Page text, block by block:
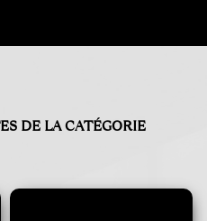
DE LA CATÉGORIE